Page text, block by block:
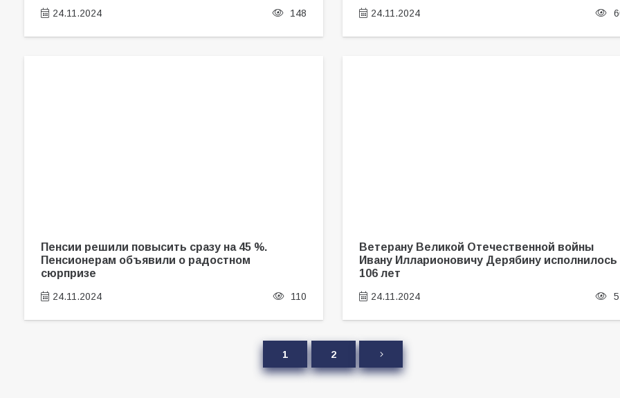
24.11.2024 148 24.11.2024
Пенсии решили повысить сразу на 45 %.
Пенсионерам объявили о радостном
сюрпризе
24.11.2024 110
Ветерану Великой Отечественной войны
Ивану Илларионовичу Дерябину исполнилось
106 лет
24.11.2024
1 2